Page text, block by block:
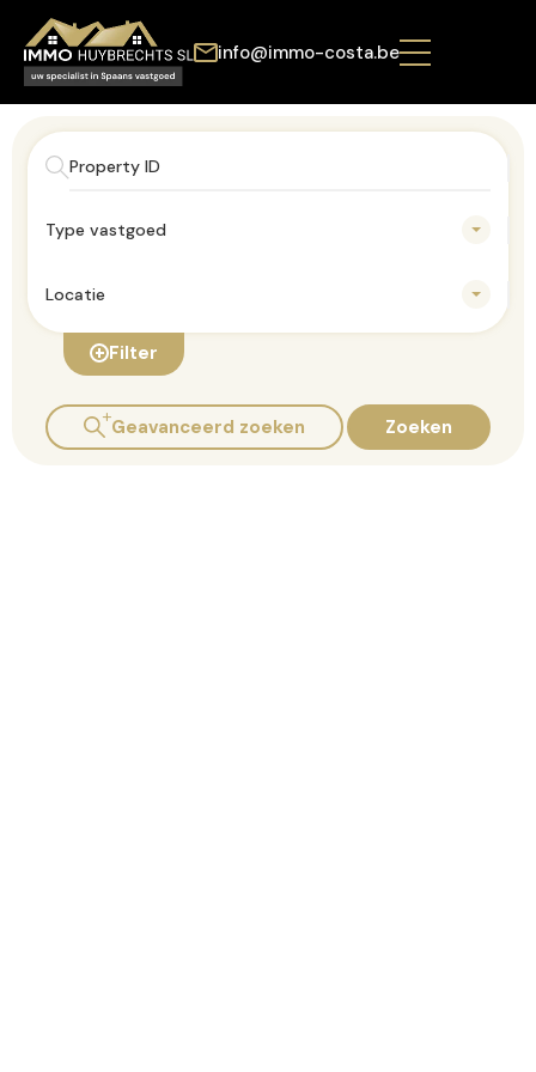
info@immo-costa.be
Type vastgoed
Locatie
Filter
Geavanceerd zoeken Zoeken